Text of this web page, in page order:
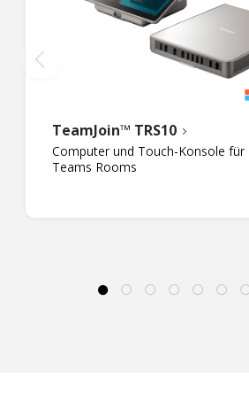
TeamJoin™ TRS10
Computer und Touch-Konsole
Teams Rooms